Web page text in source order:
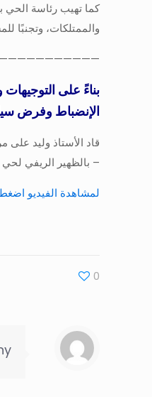
كما تهيب رئاسة الحي
والممتلكات، وتجنبًا
بناءً على
الإنضباط وفرض
– بالظهير الريفي لحي
لمشاهدة الفيديو
0